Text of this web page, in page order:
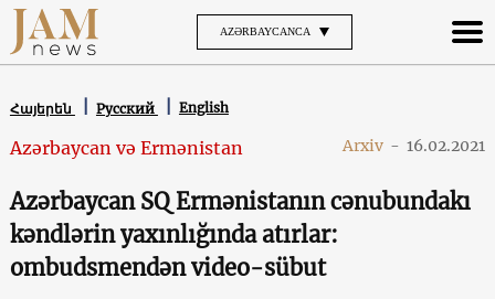
AZƏRBAYCANCA
Հայերեն Русский English
Azərbaycan və Ermənistan Arxiv - 16.02.2021
Azərbaycan SQ Ermənistanın cənubundakı
kəndlərin yaxınlığında atırlar:
ombudsmendən video-sübut